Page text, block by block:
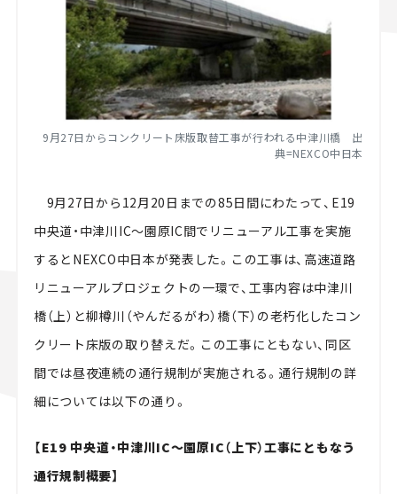
9月27日からコンクリート床版取替工事が行われる中津川橋 出
典=NEXCO中日本
9月27日から12月20日までの85日間にわたって、E19
中央道・中津川IC～園原IC間でリニューアル工事を実施
するとNEXCO中日本が発表した。この工事は、高速道路
リニューアルプロジェクトの一環で、工事内容は中津川
橋（上）と柳樽川（やんだるがわ）橋（下）の老朽化したコン
クリート床版の取り替えだ。この工事にともない、同区
間では昼夜連続の通行規制が実施される。通行規制の詳
細については以下の通り。
【E19 中央道・中津川IC～園原IC（上下）工事にともなう
通行規制概要】